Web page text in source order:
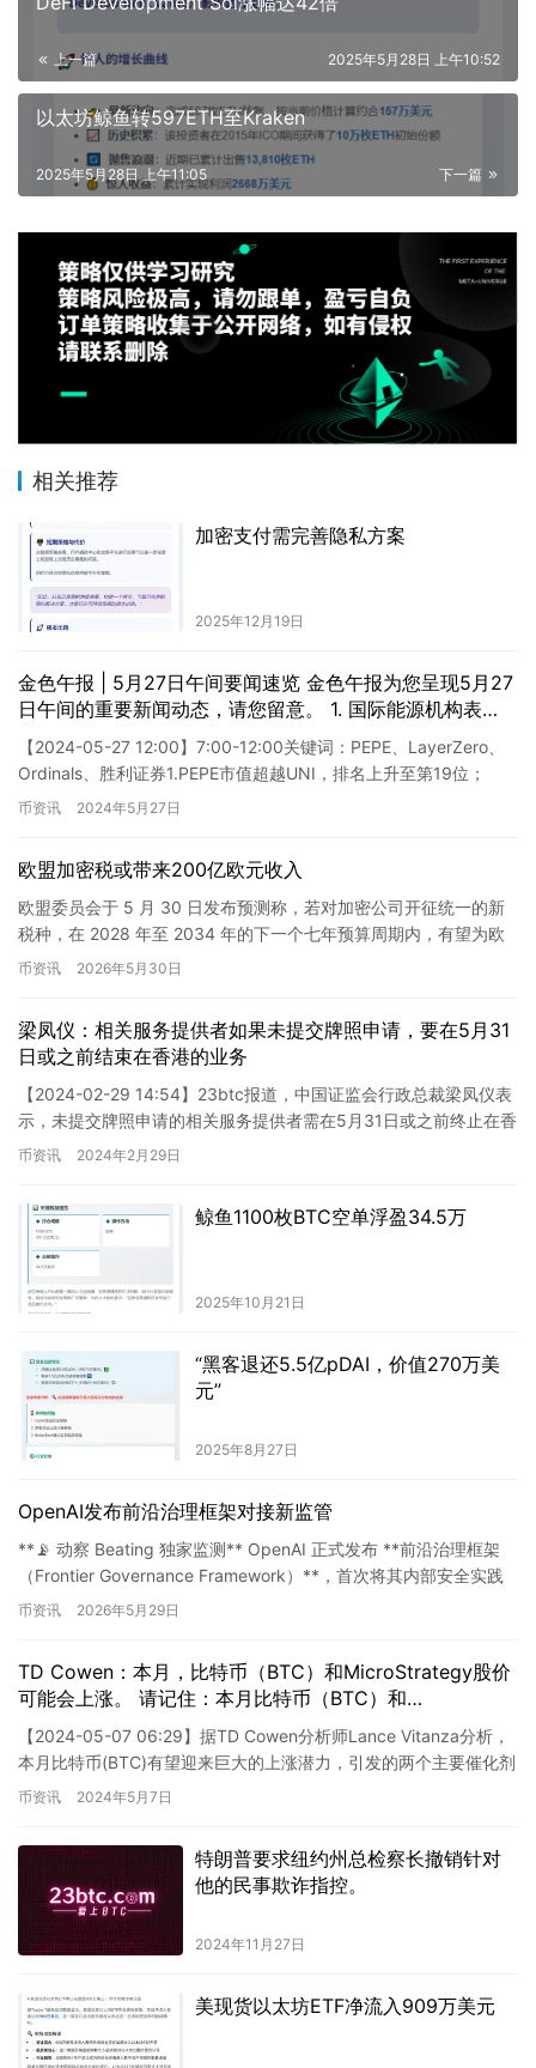
上一篇 2025年5月28日 上午10:52
以太坊鲸鱼转597ETH至Kraken
下一篇
2025年5月28日 上午11:05
相关推荐
加密支付需完善隐私方案
2025年12月19日
金色午报 | 5月27日午间要闻速览 金色午报为您呈现5月27
日午间的重要新闻动态，请您留意。 1. 国际能源机构表
示，全球新能源投资创纪录，达到1.8万亿美元，增幅达2
倍。由于清洁能源的兴起，投资额稳步上升。 2. 中国科学
家在南极发现了一座巨大的冰山，估计重量超过一千万吨。
该冰山可能是全球变暖的一个后果。 3. 特斯拉宣布将在德
洲首个生产基地。 4. 新加坡官方公布了一项计划，旨在在
未来十年内将全国汽车交通的碳排放量减少三分之一。该计
划包括促进电动车发展和改善公共交通系统。 5. 中国电商
巨头阿里巴巴宣布将在新加坡设立全球总部，加大亚洲市场
的拓展力度。 以上为金色午报为您整理的5月27日午间重要
动态。
【2024-05-27 12:00】7:00-12:00关键词：PEPE、LayerZero、
Ordinals、胜利证券1.PEPE市值超越UNI，排名上升至第19位；
2.Laye…
币资讯 2024年5月27日
欧盟加密税或带来200亿欧元收入
欧盟委员会于 5 月 30 日发布预测称，若对加密公司开征统一的新
税种，在 2028 年至 2034 年的下一个七年预算周期内，有望为欧
盟带来约 200 亿欧元的额外收入。这一税收…
币资讯 2026年5月30日
梁凤仪：相关服务提供者如果未提交牌照申请，要在5月31
日或之前结束在香港的业务
【2024-02-29 14:54】23btc报道，中国证监会行政总裁梁凤仪表
示，未提交牌照申请的相关服务提供者需在5月31日或之前终止在香
港的业务。预计明天将更新申请者名单。 梁…
币资讯 2024年2月29日
鲸鱼1100枚BTC空单浮盈34.5万
2025年10月21日
“黑客退还5.5亿pDAI，价值270万美
元”
2025年8月27日
OpenAI发布前沿治理框架对接新监管
**📡 动察 Beating 独家监测** OpenAI 正式发布 **前沿治理框架
（Frontier Governance Framework）**，首次将其内部安全实践
系统化地…
币资讯 2026年5月29日
TD Cowen：本月，比特币（BTC）和MicroStrategy股价
可能会上涨。 请记住：本月比特币（BTC）和
MicroStrategy股价预计上涨。
【2024-05-07 06:29】据TD Cowen分析师Lance Vitanza分析，
本月比特币(BTC)有望迎来巨大的上涨潜力，引发的两个主要催化剂
或将推高比特币价格，Mi…
币资讯 2024年5月7日
特朗普要求纽约州总检察长撤销针对
他的民事欺诈指控。
2024年11月27日
美现货以太坊ETF净流入909万美元